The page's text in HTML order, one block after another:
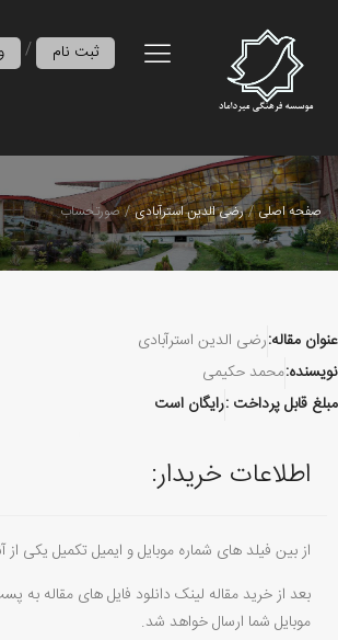
/ ثبت نام
صفحه اصلی رضی الدين استرآبادی صورتحساب
عنوان مقاله:رضی الدين استرآبادی
نویسنده:محمد حکیمی
مبلغ قابل پرداخت :رایگان است
اطلاعات خریدار:
از بین فیلد های شماره موبایل و ایمیل تکمیل یکی از
بعد از خرید مقاله لینک دانلود فایل های مقاله به
موبایل شما ارسال خواهد شد.